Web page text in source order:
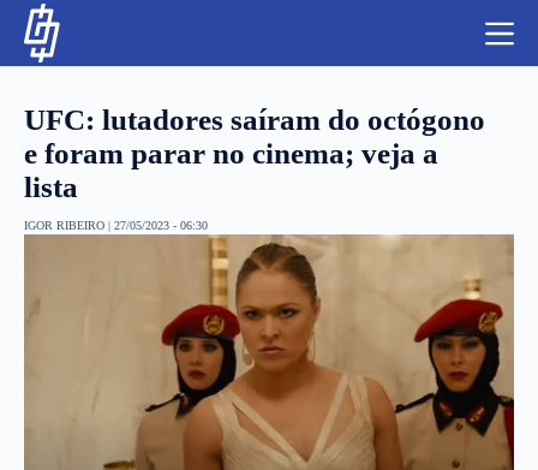
LUTAS E MMA
NFL
MLS
APOSTAS LEGAL
UFC: lutadores saíram do octógono
e foram parar no cinema; veja a
lista
IGOR RIBEIRO | 27/05/2023 - 06:30